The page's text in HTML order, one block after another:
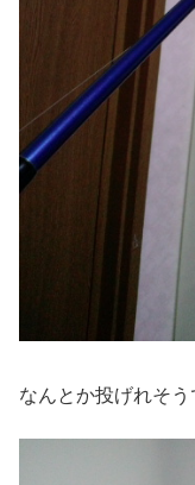
なんとか投げれそう